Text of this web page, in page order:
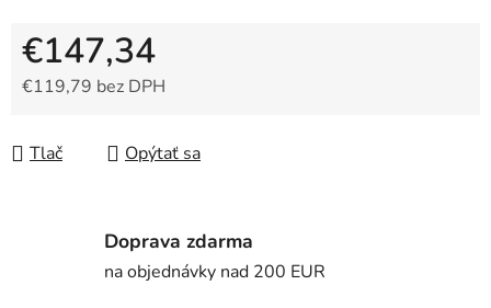
€147,34
€119,79 bez DPH
Tlač
Opýtať sa
Doprava zdarma
na objednávky nad 200 EUR